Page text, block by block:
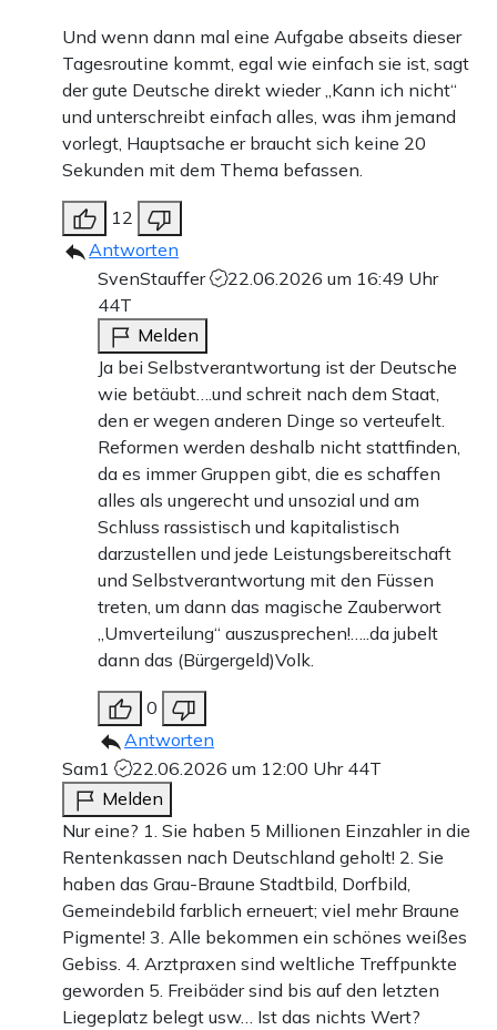
Und wenn dann mal eine Aufgabe abseits dieser
Tagesroutine kommt, egal wie einfach sie ist, sagt
der gute Deutsche direkt wieder „Kann ich nicht“
und unterschreibt einfach alles, was ihm jemand
vorlegt, Hauptsache er braucht sich keine 20
Sekunden mit dem Thema befassen.
12
Antworten
SvenStauffer
22.06.2026 um 16:49 Uhr
44T
Melden
Ja bei Selbstverantwortung ist der Deutsche
wie betäubt….und schreit nach dem Staat,
den er wegen anderen Dinge so verteufelt.
Reformen werden deshalb nicht stattfinden,
da es immer Gruppen gibt, die es schaffen
alles als ungerecht und unsozial und am
Schluss rassistisch und kapitalistisch
darzustellen und jede Leistungsbereitschaft
und Selbstverantwortung mit den Füssen
treten, um dann das magische Zauberwort
„Umverteilung“ auszusprechen!…..da jubelt
dann das (Bürgergeld)Volk.
0
Antworten
Sam1
22.06.2026 um 12:00 Uhr 44T
Melden
Nur eine? 1. Sie haben 5 Millionen Einzahler in die
Rentenkassen nach Deutschland geholt! 2. Sie
haben das Grau-Braune Stadtbild, Dorfbild,
Gemeindebild farblich erneuert; viel mehr Braune
Pigmente! 3. Alle bekommen ein schönes weißes
Gebiss. 4. Arztpraxen sind weltliche Treffpunkte
geworden 5. Freibäder sind bis auf den letzten
Liegeplatz belegt usw… Ist das nichts Wert?